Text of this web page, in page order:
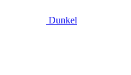
Dunkel